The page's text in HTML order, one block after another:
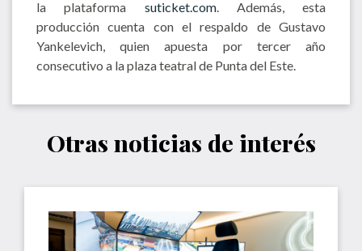
la plataforma suticket.com. Además, esta
producción cuenta con el respaldo de Gustavo
Yankelevich, quien apuesta por tercer año
consecutivo a la plaza teatral de Punta del Este.
Otras noticias de interés